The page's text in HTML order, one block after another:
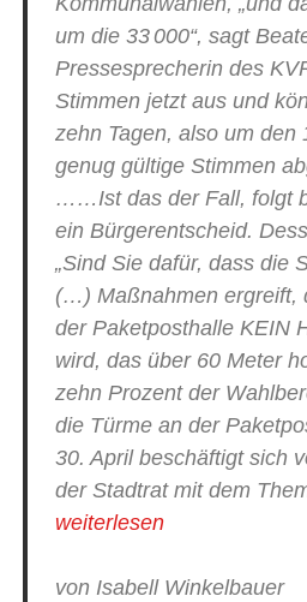
um die 33 000“, sagt
Pressesprecherin des
Stimmen jetzt aus und
zehn Tagen, also um den
genug gültige Stimmen
……Ist das der Fall, folgt
ein Bürgerentscheid.
„Sind Sie dafür, dass die
(…) Maßnahmen ergreift,
der Paketposthalle KEIN
wird, das über 60 Meter
zehn Prozent der
die Türme an der
30. April beschäftigt sich
der Stadtrat mit dem
weiterlesen
von Isabell Winkelbauer